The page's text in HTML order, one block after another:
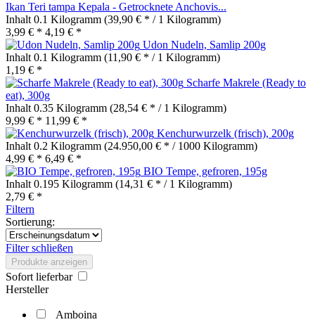
Ikan Teri tampa Kepala - Getrocknete Anchovis...
Inhalt 0.1 Kilogramm (39,90 € * / 1 Kilogramm)
3,99 € * 4,19 € *
Udon Nudeln, Samlip 200g
Inhalt 0.1 Kilogramm (11,90 € * / 1 Kilogramm)
1,19 € *
Scharfe Makrele (Ready to
eat), 300g
Inhalt 0.35 Kilogramm (28,54 € * / 1 Kilogramm)
9,99 € * 11,99 € *
Kenchurwurzelk (frisch), 200g
Inhalt 0.2 Kilogramm (24.950,00 € * / 1000 Kilogramm)
4,99 € * 6,49 € *
BIO Tempe, gefroren, 195g
Inhalt 0.195 Kilogramm (14,31 € * / 1 Kilogramm)
2,79 € *
Filtern
Sortierung:
Filter schließen
Produkte anzeigen
Sofort lieferbar
Hersteller
Amboina